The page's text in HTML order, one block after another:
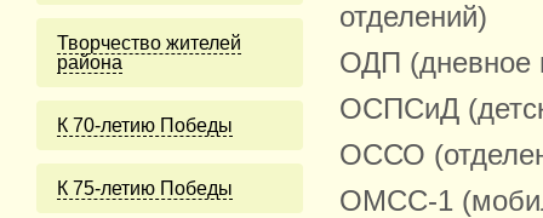
Творчество жителей
района
К 70-летию Победы
К 75-летию Победы
отделений)
ОДП (дневное
ОСПСиД
ОССО
ОМСС-1